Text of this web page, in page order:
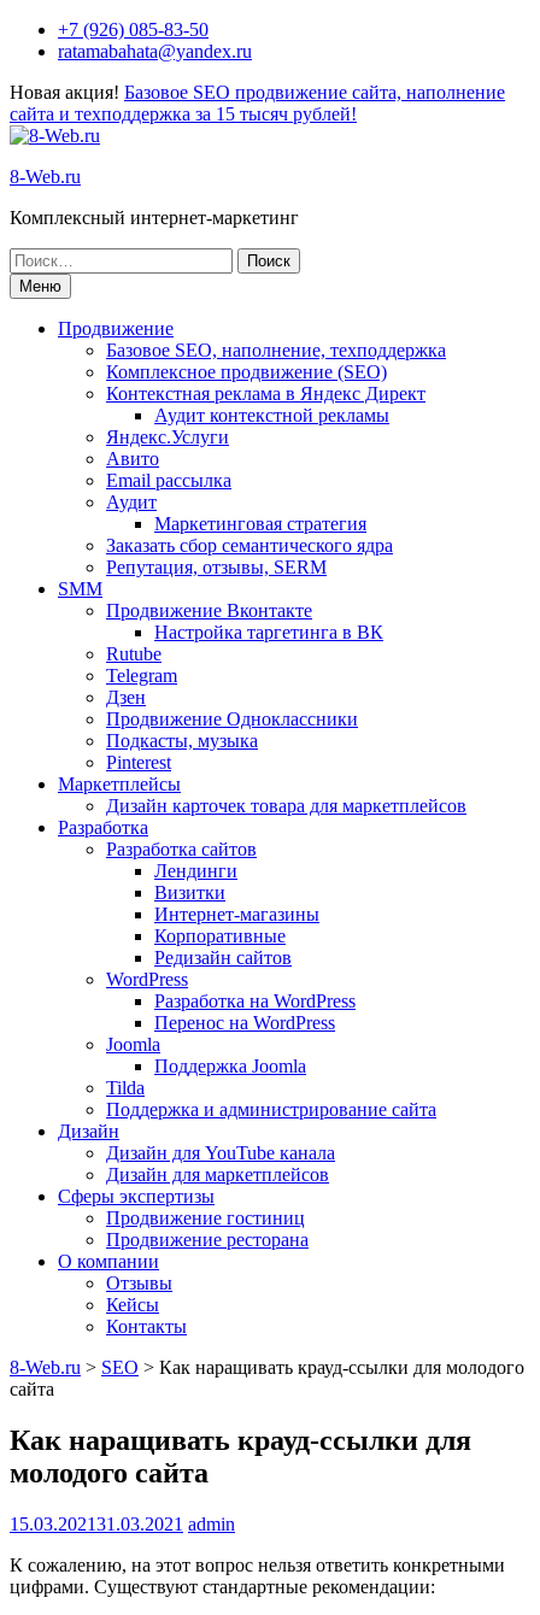
+7 (926) 085-83-50
ratamabahata@yandex.ru
Новая акция! Базовое SEO продвижение сайта, наполнение
сайта и техподдержка за 15 тысяч рублей!
8-Web.ru
Комплексный интернет-маркетинг
Меню
Продвижение
Базовое SEO, наполнение, техподдержка
Комплексное продвижение (SEO)
Контекстная реклама в Яндекс Директ
Аудит контекстной рекламы
Яндекс.Услуги
Авито
Email рассылка
Аудит
Маркетинговая стратегия
Заказать сбор семантического ядра
Репутация, отзывы, SERM
SMM
Продвижение Вконтакте
Настройка таргетинга в ВК
Rutube
Telegram
Дзен
Продвижение Одноклассники
Подкасты, музыка
Pinterest
Маркетплейсы
Дизайн карточек товара для маркетплейсов
Разработка
Разработка сайтов
Лендинги
Визитки
Интернет-магазины
Корпоративные
Редизайн сайтов
WordPress
Разработка на WordPress
Перенос на WordPress
Joomla
Поддержка Joomla
Tilda
Поддержка и администрирование сайта
Дизайн
Дизайн для YouTube канала
Дизайн для маркетплейсов
Сферы экспертизы
Продвижение гостиниц
Продвижение ресторана
О компании
Отзывы
Кейсы
Контакты
8-Web.ru > SEO > Как наращивать крауд-ссылки для молодого
сайта
Как наращивать крауд-ссылки для
молодого сайта
15.03.202131.03.2021 admin
К сожалению, на этот вопрос нельзя ответить конкретными
цифрами. Существуют стандартные рекомендации: